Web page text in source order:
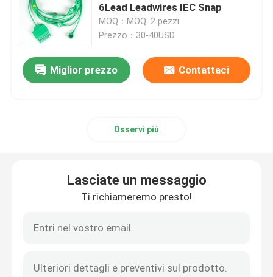
Cavo della sonda di temperatura
Polsino di NIBP
Parti di ECG
6Lead Leadwires IEC Snap
MOQ：MOQ: 2 pezzi
Prezzo：30-40USD
Miglior prezzo Contattaci
Osservi più
Lasciate un messaggio
Ti richiameremo presto!